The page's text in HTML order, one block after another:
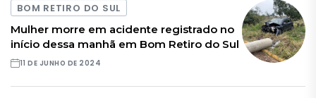
BOM RETIRO DO SUL
Mulher morre em acidente registrado no
início dessa manhã em Bom Retiro do Sul
11 DE JUNHO DE 2024